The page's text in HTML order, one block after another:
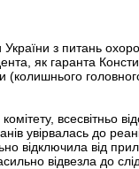
з питань
як гаранта
всесвітньо
увірвалась до
відключила від
відвезла до